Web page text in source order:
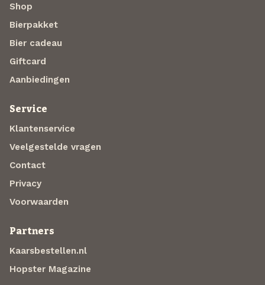
Shop
Bierpakket
Bier cadeau
Giftcard
Aanbiedingen
Service
Klantenservice
Veelgestelde vragen
Contact
Privacy
Voorwaarden
Partners
Kaarsbestellen.nl
Hopster Magazine